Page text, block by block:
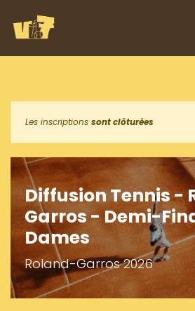
Les inscriptions sont clôturées
Diffusion Tennis -
Garros - Demi-
Dames
Roland-Garros 2026